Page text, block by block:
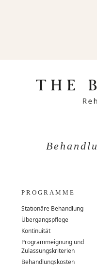
PROGRAMME
Stationäre Behandlung
Übergangspflege
Kontinuität
Programmeignung und
Zulassungskriterien
Behandlungskosten